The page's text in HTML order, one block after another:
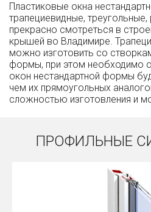
Пластиковые окна
трапециевидные,
прекрасно смотреться в
крышей во Владимире.
можно изготовить со
формы, при этом необходимо
окон нестандартной формы
чем их прямоугольных
сложностью изготовления и
ПРОФИЛЬНЫЕ